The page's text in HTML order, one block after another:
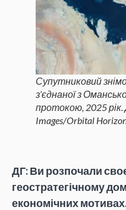
Супутниковий
з’єднаної з
протокою, 2025
Images/Orbital
ДГ: Ви розпочали
геостратегічному
економічних